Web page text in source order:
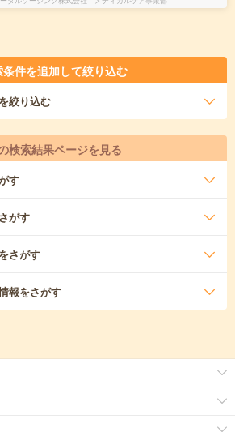
条件を追加して絞り込む
絞り込む
検索結果ページを見る
す
がす
さがす
報をさがす